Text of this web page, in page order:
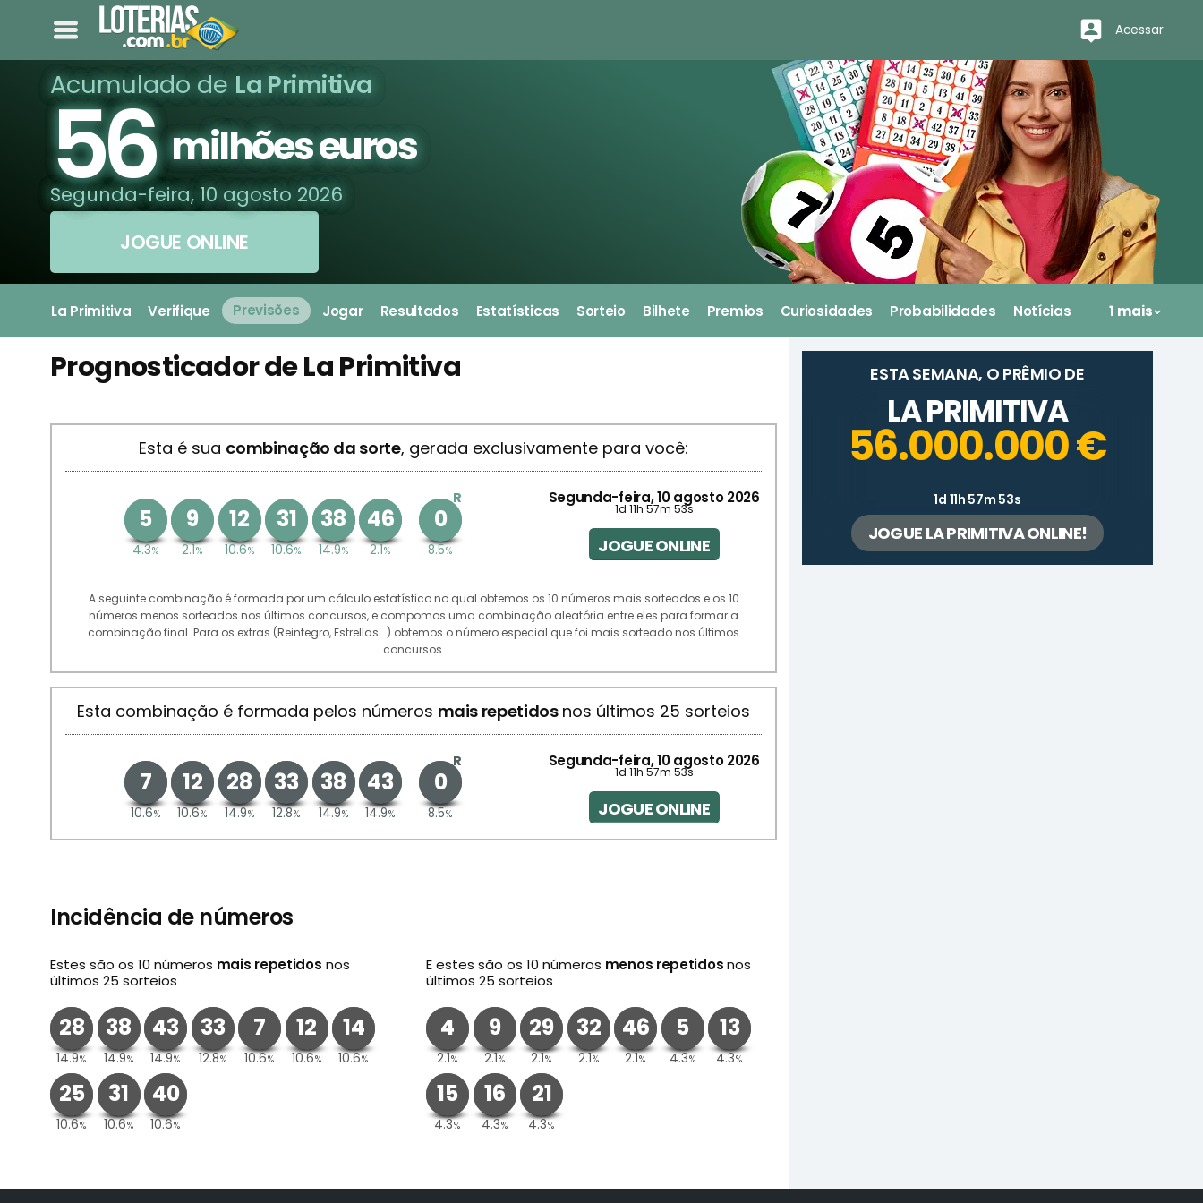
Acessar
Acumulado de La Primitiva
56 milhões euros
Segunda-feira, 10 agosto 2026
JOGUE ONLINE
La Primitiva Verifique Previsões Jogar Resultados Estatísticas Sorteio Bilhete Premios Curiosidades Probabilidades Notícias 1 mais
Prognosticador de La Primitiva
Esta é sua combinação da sorte, gerada exclusivamente para você:
5
4.3%
9
2.1%
12
10.6%
31
10.6%
38
14.9%
46
2.1%
R
0
8.5%
Segunda-feira, 10 agosto 2026
1d 11h 57m 53s
JOGUE ONLINE
A seguinte combinação é formada por um cálculo estatístico no qual obtemos os 10 números mais sorteados e os 10
números menos sorteados nos últimos concursos, e compomos uma combinação aleatória entre eles para formar a
combinação final. Para os extras (Reintegro, Estrellas...) obtemos o número especial que foi mais sorteado nos últimos
concursos.
Esta combinação é formada pelos números mais repetidosnos últimos 25 sorteios
7
10.6%
12
10.6%
28
14.9%
33
12.8%
38
14.9%
43
14.9%
R
0
8.5%
Segunda-feira, 10 agosto 2026
1d 11h 57m 53s
JOGUE ONLINE
Incidência de números
Estes são os 10 números mais repetidos nos
últimos 25 sorteios
28
14.9%
38
14.9%
43
14.9%
33
12.8%
7
10.6%
12
10.6%
14
10.6%
25
10.6%
31
10.6%
40
10.6%
E estes são os 10 números menos repetidosnos
últimos 25 sorteios
4
2.1%
9
2.1%
29
2.1%
32
2.1%
46
2.1%
5
4.3%
13
4.3%
15
4.3%
16
4.3%
21
4.3%
ESTA SEMANA, O PRÊMIO DE
LA PRIMITIVA
56.000.000 €
1d 11h 57m 53s
JOGUE LA PRIMITIVA ONLINE!